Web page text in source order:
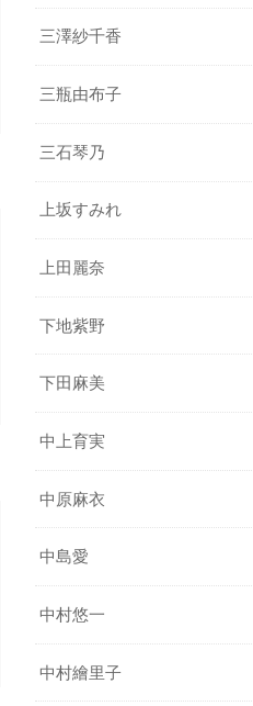
三澤紗千香
三瓶由布子
三石琴乃
上坂すみれ
上田麗奈
下地紫野
下田麻美
中上育実
中原麻衣
中島愛
中村悠一
中村繪里子